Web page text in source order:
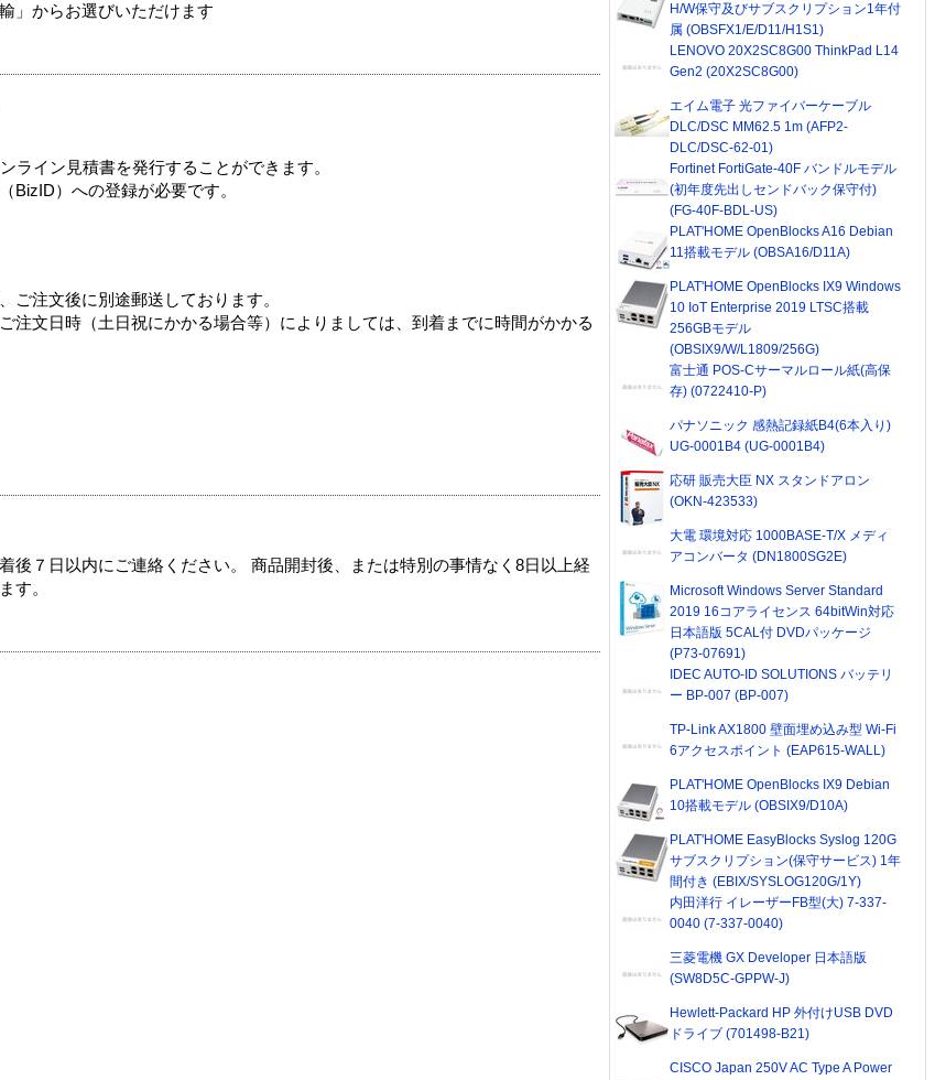
」からお選びいただけます
ライン見積書を発行することができます。
BizID）への登録が必要です。
ご注文後に別途郵送しております。
注文日時（土日祝にかかる場合等）によりましては、到着までに時間がかかる
後７日以内にご連絡ください。 商品開封後、または特別の事情なく8日以上経
す。
H/W保守及びサブスクリプション1年付
属 (OBSFX1/E/D11/H1S1)
LENOVO 20X2SC8G00 ThinkPad L14
Gen2 (20X2SC8G00)
エイム電子 光ファイバーケーブル
DLC/DSC MM62.5 1m (AFP2-
DLC/DSC-62-01)
Fortinet FortiGate-40F バンドルモデル
(初年度先出しセンドバック保守付)
(FG-40F-BDL-US)
PLAT'HOME OpenBlocks A16 Debian
11搭載モデル (OBSA16/D11A)
PLAT'HOME OpenBlocks IX9 Windows
10 IoT Enterprise 2019 LTSC搭載
256GBモデル
(OBSIX9/W/L1809/256G)
富士通 POS-Cサーマルロール紙(高保
存) (0722410-P)
パナソニック 感熱記録紙B4(6本入り)
UG-0001B4 (UG-0001B4)
応研 販売大臣 NX スタンドアロン
(OKN-423533)
大電 環境対応 1000BASE-T/X メディ
アコンバータ (DN1800SG2E)
Microsoft Windows Server Standard
2019 16コアライセンス 64bitWin対応
日本語版 5CAL付 DVDパッケージ
(P73-07691)
IDEC AUTO-ID SOLUTIONS バッテリ
ー BP-007 (BP-007)
TP-Link AX1800 壁面埋め込み型 Wi-Fi
6アクセスポイント (EAP615-WALL)
PLAT'HOME OpenBlocks IX9 Debian
10搭載モデル (OBSIX9/D10A)
PLAT'HOME EasyBlocks Syslog 120G
サブスクリプション(保守サービス) 1年
間付き (EBIX/SYSLOG120G/1Y)
内田洋行 イレーザーFB型(大) 7-337-
0040 (7-337-0040)
三菱電機 GX Developer 日本語版
(SW8D5C-GPPW-J)
Hewlett-Packard HP 外付けUSB DVD
ドライブ (701498-B21)
CISCO Japan 250V AC Type A Power